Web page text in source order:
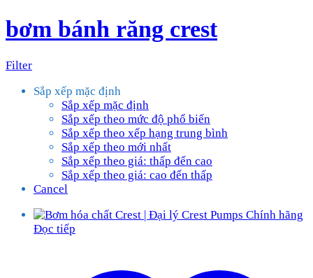
bơm bánh răng crest
Filter
Sắp xếp mặc định
Sắp xếp mặc định
Sắp xếp theo mức độ phổ biến
Sắp xếp theo xếp hạng trung bình
Sắp xếp theo mới nhất
Sắp xếp theo giá: thấp đến cao
Sắp xếp theo giá: cao đến thấp
Cancel
Đọc tiếp